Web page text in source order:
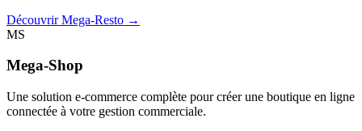
Découvrir Mega-Resto →
MS
Mega-Shop
Une solution e-commerce complète pour créer une boutique en ligne
connectée à votre gestion commerciale.